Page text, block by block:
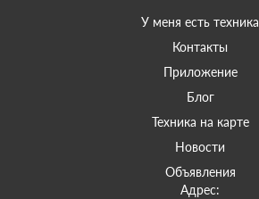
У меня есть техника
Контакты
Приложение
Блог
Техника на карте
Новости
Объявления
Адрес: